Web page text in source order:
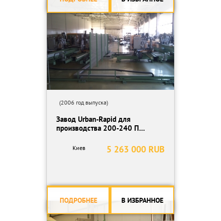
(2006 год выпуска)
Завод Urban-Rapid для
производства 200-240 П...
5 263 000 RUB
Киев
ПОДРОБНЕЕ В ИЗБРАННОЕ